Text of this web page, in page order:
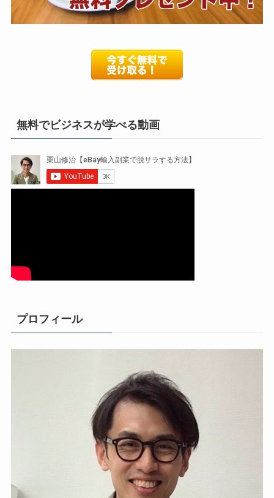
無料でビジネスが学べる動画
プロフィール